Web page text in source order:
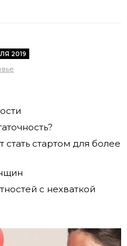
2019
стартом для более
с нехваткой